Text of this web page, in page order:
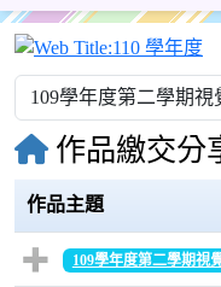
作品繳交分
作品主題
109學年度第二學期視